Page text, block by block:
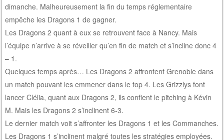
dimanche. Malheureusement la fin du temps réglementaire
empêche les Dragons 1 de gagner.
Les Dragons 2 quant à eux se retrouvent face à Nancy. Mais
l’équipe n’arrive à se réveiller qu’en fin de match et s’incline donc 4
– 1.
Quelques temps après… Les Dragons 2 affrontent Grenoble dans
un match pouvant les emmener dans le top 4. Les Grizzlys font
lancer Clélia, quant aux Dragons 2, ils confient le pitching à Kévin
M. Mais les Dragons 2 s’inclinent 6-3.
Le dernier match voit s’affronter les Dragons 1 et les Commanches.
Les Dragons 1 s’inclinent malgré toutes les stratégies employées.